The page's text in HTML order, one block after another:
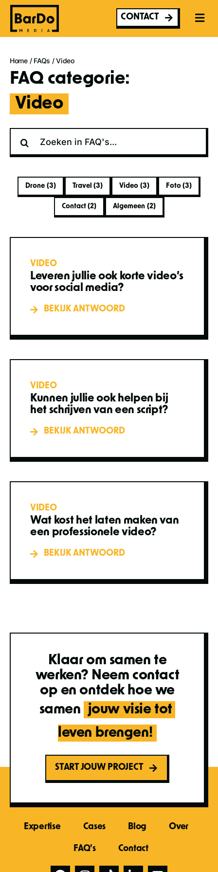
Ga
naar
inhoud
CONTACT
Home/ FAQs /Video
FAQ categorie:
Video
naar:
Drone (3) Travel (3) Video (3) Foto (3)
Contact (2) Algemeen (2)
VIDEO
Leveren jullie ook korte video’s
voor social media?
BEKIJK ANTWOORD
VIDEO
Kunnen jullie ook helpen bij
het schrijven van een script?
BEKIJK ANTWOORD
VIDEO
Wat kost het laten maken van
een professionele video?
BEKIJK ANTWOORD
Klaar om samen te
werken? Neem contact
op en ontdek hoe we
samen jouw visie tot
leven brengen!
START JOUW PROJECT
Expertise Cases Blog Over
FAQ’s Contact